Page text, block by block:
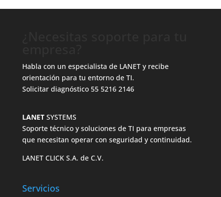
Habla con un especialista de LANET y recibe
orientación para tu entorno de TI.
Solicitar diagnóstico 55 5216 2146
LANET SYSTEMS
Soporte técnico y soluciones de TI para empresas
que necesitan operar con seguridad y continuidad.
LANET CLICK S.A. de C.V.
Servicios